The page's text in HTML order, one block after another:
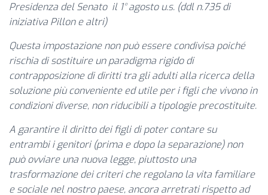
Presidenza del Senato il 1° agosto u.s. (ddl n.735 di
iniziativa Pillon e altri)
Questa impostazione non può essere condivisa poiché
rischia di sostituire un paradigma rigido di
contrapposizione di diritti tra gli adulti alla ricerca della
soluzione più conveniente ed utile per i figli che vivono in
condizioni diverse, non riducibili a tipologie precostituite.
A garantire il diritto dei figli di poter contare su
entrambi i genitori (prima e dopo la separazione) non
può ovviare una nuova legge, piuttosto una
trasformazione dei criteri che regolano la vita familiare
e sociale nel nostro paese, ancora arretrati rispetto ad